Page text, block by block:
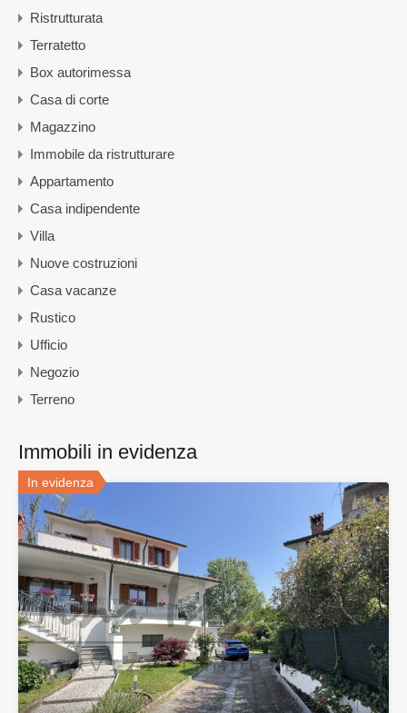
Ristrutturata
Terratetto
Box autorimessa
Casa di corte
Magazzino
Immobile da ristrutturare
Appartamento
Casa indipendente
Villa
Nuove costruzioni
Casa vacanze
Rustico
Ufficio
Negozio
Terreno
Immobili in evidenza
In evidenza